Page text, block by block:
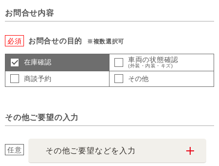
お問合せ内容
必須 お問合せの目的 ※複数選択可
在庫確認 車両の状態確認
(外装・内装・キズ)
商談予約 その他
その他ご要望の入力
任意 その他ご要望などを入力